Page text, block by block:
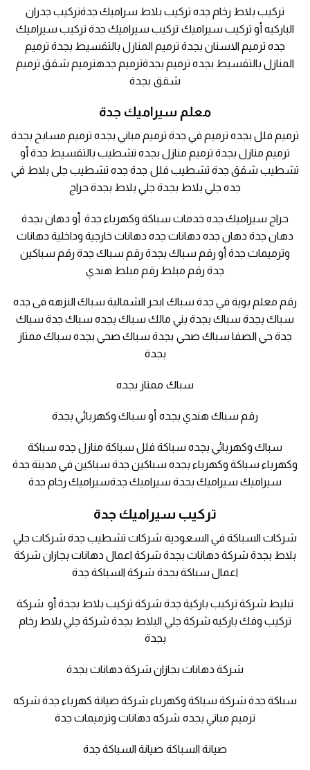
تركيب بلاط رخام جده تركيب بلاط سراميك جدةتركيب جدران
الباركيه أو تركيب سيراميك تركيب سيراميك جدة تركيب سيراميك
جده ترميم الاسنان بجدة ترميم المنازل بالتقسيط بجدة ترميم
المنازل بالتقسيط بجده ترميم بجدةترميم جدهترميم شقق ترميم
شقق بجدة
معلم سيراميك جدة
ترميم فلل بجده ترميم في جدة ترميم مباني بجده ترميم مسابح بجدة
ترميم منازل بجدة ترميم منازل بجده تشطيب بالتقسيط جدة أو
تشطيب شقق جدة تشطيب فلل جدة جده تشطيب جلى بلاط في
جده جلي بلاط بجدة جلي بلاط بجدة حراج
حراج سيراميك جده خدمات سباكة وكهرباء جدة أو دهان بجدة
دهان جدة دهان جده دهانات جده دهانات خارجية وداخلية دهانات
وترميمات جدة أو رقم سباك بجدة رقم سباك جدة رقم سباكين
جدة رقم مبلط رقم مبلط هندي
رقم معلم بوية في جدة سباك ابحر الشمالية سباك النزهه فى جده
سباك بجدة سباك بجدة بني مالك سباك بجده سباك جدة سباك
جدة حي الصفا سباك صحي بجدة سباك صحي بجده سباك ممتاز
بجدة
سباك ممتاز بجده
رقم سباك هندي بجده أو سباك وكهربائي بجدة
سباك وكهربائي بجده سباكة فلل سباكة منازل جده سباكة
وكهرباء سباكة وكهرباء بجده سباكين جدة سباكين في مدينة جدة
سيراميك سيراميك بجدة سيراميك جدةسيراميك رخام جدة
تركيب سيراميك جدة
شركات السباكة في السعودية شركات تشطيب جدة شركات جلي
بلاط بجدة شركة دهانات بجدة شركة اعمال دهانات بجازان شركة
اعمال سباكة بجدة شركة السباكة جدة
تبليط شركة تركيب باركية جدة شركة تركيب بلاط بجدة أو شركة
تركيب وفك باركيه شركة جلي البلاط بجدة شركة جلي بلاط رخام
بجدة
شركة دهانات بجازان شركة دهانات بجدة
سباكة جدة شركة سباكة وكهرباء شركة صيانة كهرباء جدة شركه
ترميم مباني بجده شركه دهانات وترميمات جدة
صيانة السباكة صيانة السباكة جدة